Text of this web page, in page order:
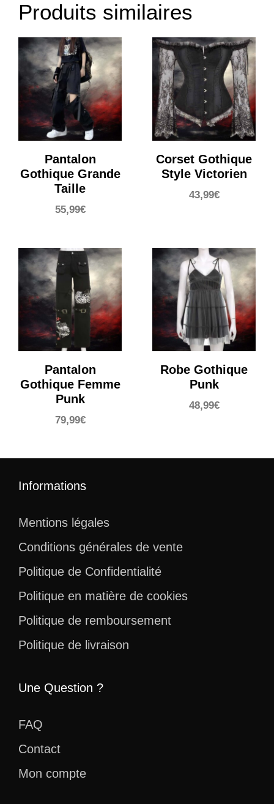
Produits similaires
Pantalon
Gothique Grande
Taille
55,99€
Corset Gothique
Style Victorien
43,99€
Pantalon
Gothique Femme
Punk
79,99€
Robe Gothique
Punk
48,99€
Informations
Mentions légales
Conditions générales de vente
Politique de Confidentialité
Politique en matière de cookies
Politique de remboursement
Politique de livraison
Une Question ?
FAQ
Contact
Mon compte